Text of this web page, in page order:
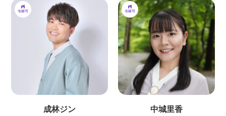
成林ジン 中城里香